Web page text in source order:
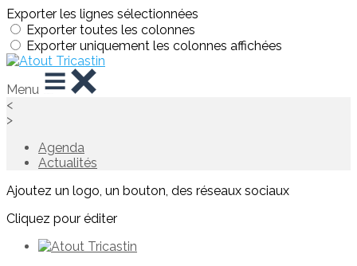
Exporter les lignes sélectionnées
Exporter toutes les colonnes
Exporter uniquement les colonnes affichées
Menu
<
>
Agenda
Actualités
Ajoutez un logo, un bouton, des réseaux sociaux
Cliquez pour éditer